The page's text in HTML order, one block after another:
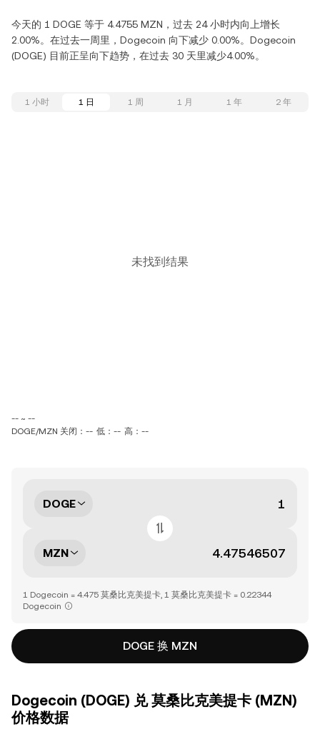
今天的 1 DOGE 等于 4.4755 MZN，过去 24 小时内向上增长
2.00%。在过去一周里，Dogecoin 向下减少 0.00%。Dogecoin
(DOGE) 目前正呈向下趋势，在过去 30 天里减少4.00%。
1 小时 1 日 1 周 1 月 1 年 2 年
未找到结果
-- ~ --
DOGE/MZN 关闭：-- 低：-- 高：--
DOGE
MZN
1 Dogecoin = 4.475 莫桑比克美提卡, 1 莫桑比克美提卡 = 0.22344
Dogecoin
DOGE 换 MZN
Dogecoin (DOGE) 兑 莫桑比克美提卡 (MZN)
价格数据